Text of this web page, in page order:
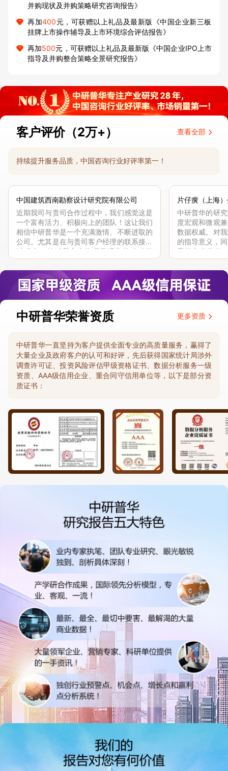
并购现状及并购策略研究咨询报告》
再加400元，可获赠以上礼品及最新版《中国企业新三板
挂牌上市操作辅导及上市环境综合评估报告》
再加500元，可获赠以上礼品及最新版《中国企业IPO上市
指导及并购整合策略全景研究报告》
客户评价（2万+） 查看全部
持续提升服务品质，中国咨询行业好评率第一！
中国建筑西南勘察设计研究院有限公司
近期我司与贵司合作过程中，我们感觉这是
一个富有活力、积极向上的团队！这让我们
相信中研普华是一个充满激情、不断进取的
公司。尤其是在与贵司客户经理的联系接洽
过程中，针对我方合作项目报告的种种细
节，及时细致缜密地协助与项目部沟通、探
讨和完善...
片仔癀（上海
中研普华的研
度宏观和微观
数据权威。对
的指导意义，
高的参考价值
体化”服务和行
司继续...
中研普华荣誉资质 更多资质
中研普华一直坚持为客户提供全面专业的高质量服务，赢得了
大量企业及政府客户的认可和好评，先后获得国家统计局涉外
调查许可证、投资风险评估甲级资格证书、数据分析服务一级
资质、AAA级信用企业、重合同守信用单位等，以下是部分资
质证书：